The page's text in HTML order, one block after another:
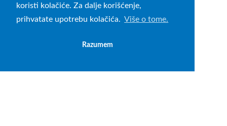
koristi kolačiće. Za dalje korišćenje,
prihvatate upotrebu kolačića. Više o tome.
Razumem